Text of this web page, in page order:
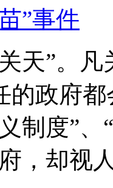
”事件
天”。
的政府
制度”
，却视